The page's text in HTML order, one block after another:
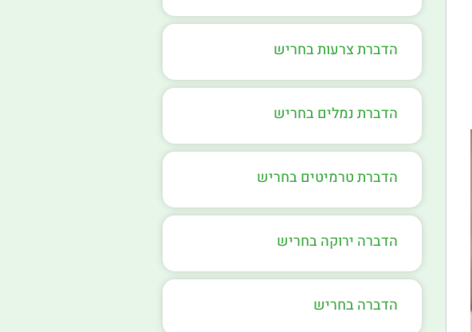
הדברת צרעות בחריש
הדברת נמלים בחריש
הדברת טרמיטים בחריש
הדברה ירוקה בחריש
הדברה בחריש